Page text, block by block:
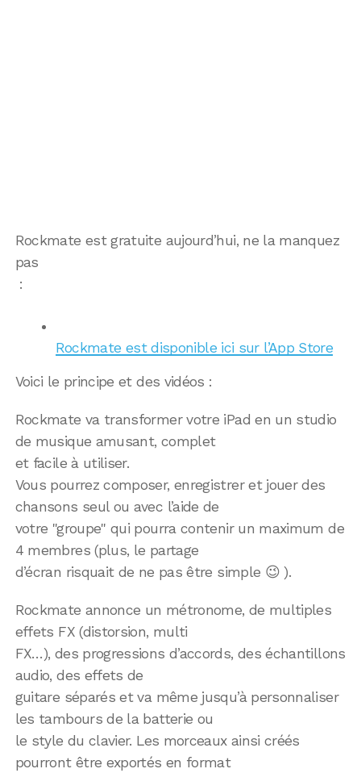
Rockmate est gratuite aujourd’hui, ne la manquez
pas
:
Rockmate est disponible ici sur l’App Store
Voici le principe et des vidéos :
Rockmate va transformer votre iPad en un studio
de musique amusant, complet
et facile à utiliser.
Vous pourrez composer, enregistrer et jouer des
chansons seul ou avec l’aide de
votre "groupe" qui pourra contenir un maximum de
4 membres (plus, le partage
d’écran risquait de ne pas être simple 😉 ).
Rockmate annonce un métronome, de multiples
effets FX (distorsion, multi
FX…), des progressions d’accords, des échantillons
audio, des effets de
guitare séparés et va même jusqu’à personnaliser
les tambours de la batterie ou
le style du clavier. Les morceaux ainsi créés
pourront être exportés en format